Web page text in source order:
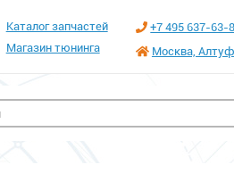
Каталог запчастей
Магазин тюнинга
+7 495 637-63-
Москва,